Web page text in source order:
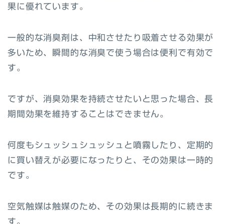
果に優れています。
一般的な消臭剤は、中和させたり吸着させる効果が
多いため、瞬間的な消臭で使う場合は便利で有効で
す。
ですが、消臭効果を持続させたいと思った場合、長
期間効果を維持することはできません。
何度もシュッシュシュッシュと噴霧したり、定期的
に買い替えが必要になったりと、その効果は一時的
です。
空気触媒は触媒のため、その効果は長期的に続きま
す。